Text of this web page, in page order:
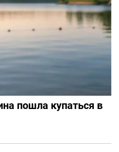
пошла купаться в